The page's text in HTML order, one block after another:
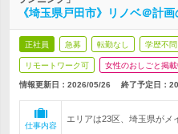
《埼玉県戸田市》リノベ＠計
正社員 急募 転勤なし 学歴不問
リモートワーク可 女性のおしごと掲載
情報更新日：2026/05/26 終了予定日：
仕事内容
エリアは23区、埼玉県がメ